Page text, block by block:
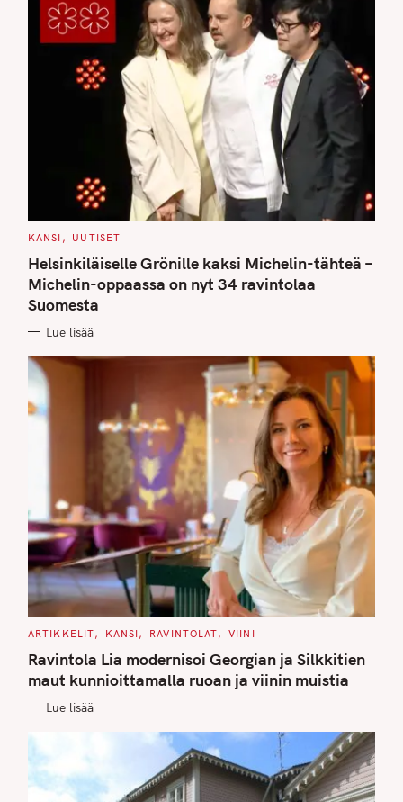
C
T
E
G
O
R
I
S
KANSI UUTISET
Helsinkiläiselle Grönille kaksi Michelin-tähteä –
Michelin-oppaassa on nyt 34 ravintolaa
Suomesta
Lue lisää
C
T
E
G
O
I
ARTIKKELIT KANSI RAVINTOLAT VIINI
Ravintola Lia modernisoi Georgian ja Silkkitien
maut kunnioittamalla ruoan ja viinin muistia
Lue lisää